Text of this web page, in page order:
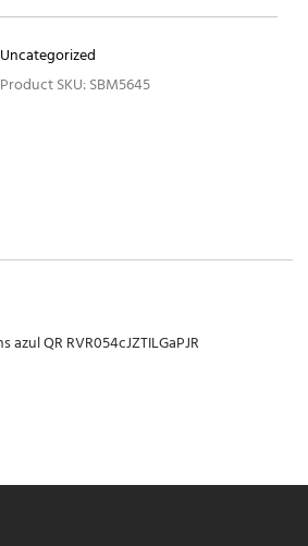
Uncategorized
Product SKU: SBM5645
azul QR RVR054cJZTILGaPJR